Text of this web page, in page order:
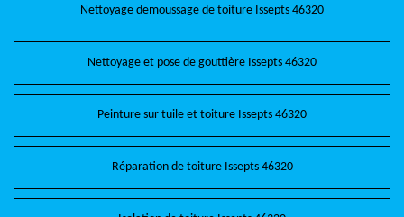
Nettoyage demoussage de toiture Issepts 46320
Nettoyage et pose de gouttière Issepts 46320
Peinture sur tuile et toiture Issepts 46320
Réparation de toiture Issepts 46320